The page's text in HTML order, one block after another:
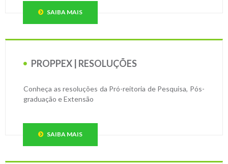
SAIBA MAIS
PROPPEX | RESOLUÇÕES
Conheça as resoluções da Pró-reitoria de Pesquisa, Pós-
graduação e Extensão
SAIBA MAIS